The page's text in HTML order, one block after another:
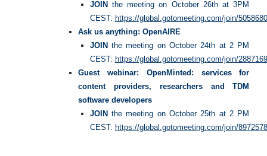
JOIN the meeting on October 26th at 3PM
CEST: https://global.gotomeeting.com/join/
Ask us anything: OpenAIRE
JOINthe meeting on October 24th at 2 PM
CEST: https://global.gotomeeting.com/join/
Guest webinar: OpenMinted: services for
content providers, researchers and TDM
software developers
JOINthe meeting on October 25th at 2 PM
CEST: https://global.gotomeeting.com/join/